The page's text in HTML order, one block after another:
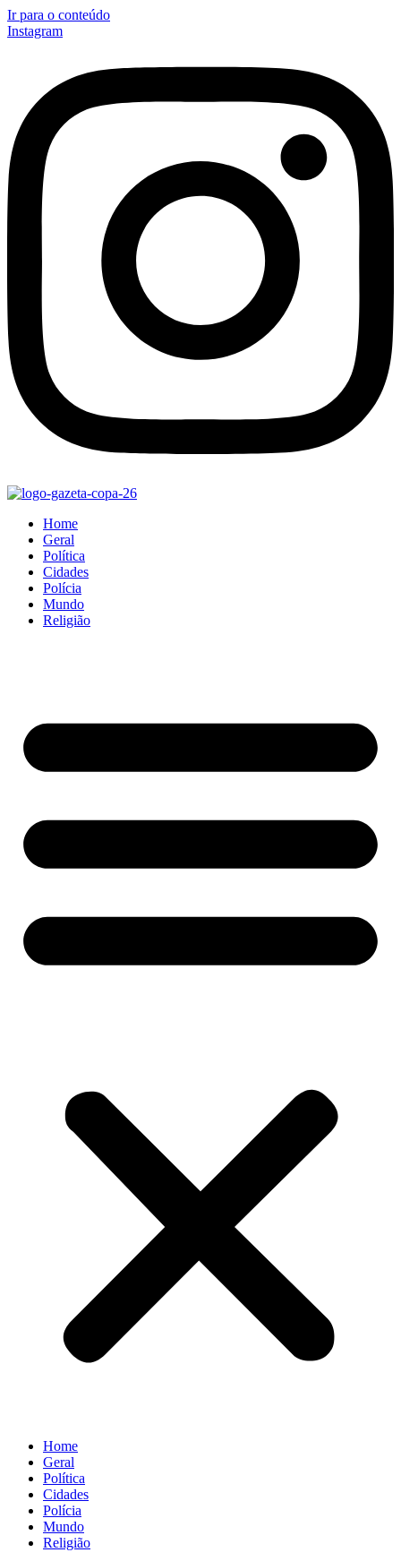
Ir para o conteúdo
Instagram
Home
Geral
Política
Cidades
Polícia
Mundo
Religião
Home
Geral
Política
Cidades
Polícia
Mundo
Religião